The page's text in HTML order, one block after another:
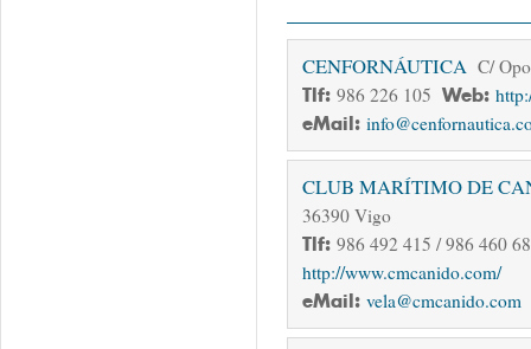
CENFORNÁUTICA C/
Tlf: 986 226 105 Web:
eMail:
CLUB MARÍTIMO DE
36390 Vigo
Tlf: 986 492 415 / 986 460
http://www.cmcanido.com/
eMail: vela@cmcanido.com